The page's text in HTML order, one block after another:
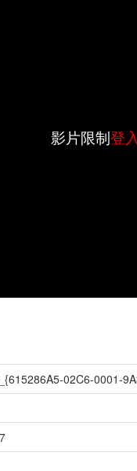
影片限制登入
02C6-0001-